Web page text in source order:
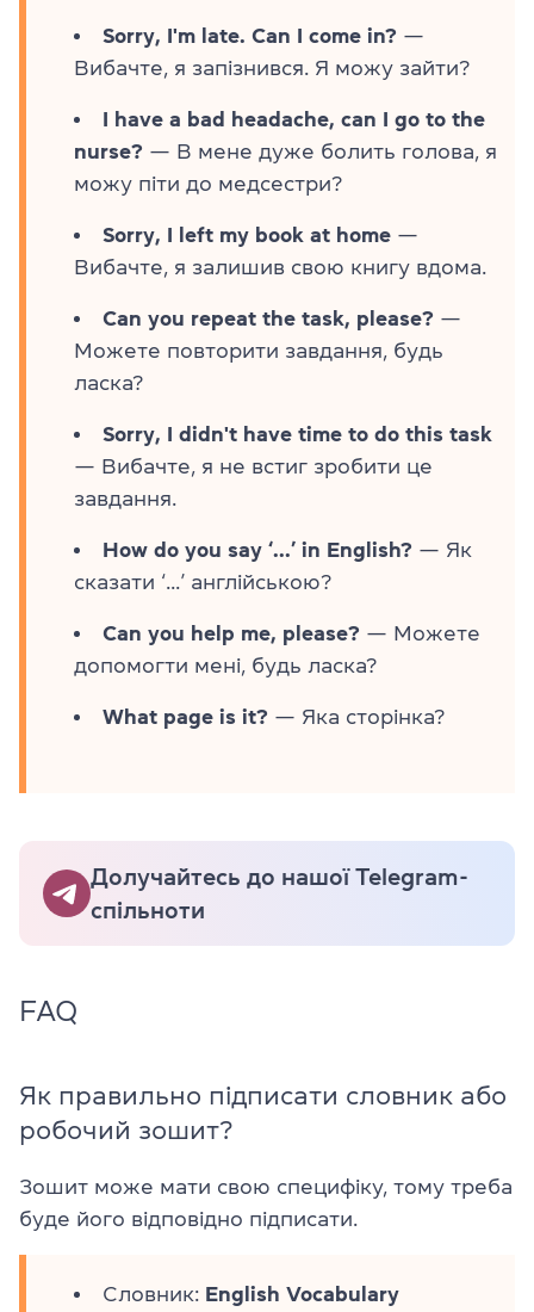
Sorry, I'm late. Сan І come in? —
Вибачте, я запізнився. Я можу зайти?
I have a bad headache, can I go to the
nurse? — В мене дуже болить голова, я
можу піти до медсестри?
Sorry, I left my book at home —
Вибачте, я залишив свою книгу вдома.
Can you repeat the task, please? —
Можете повторити завдання, будь
ласка?
Sorry, I didn't have time to do this task
— Вибачте, я не встиг зробити це
завдання.
How do you say ‘...’ in English? — Як
сказати ‘...’ англійською?
Can you help me, please? — Можете
допомогти мені, будь ласка?
What page is it? — Яка сторінка?
Долучайтесь до нашої Telegram-
спільноти
FAQ
Як правильно підписати словник або
робочий зошит?
Зошит може мати свою специфіку, тому треба
буде його відповідно підписати.
Словник: English Vocabulary